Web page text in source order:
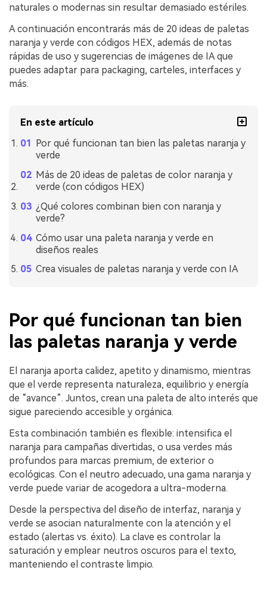
naturales o modernas sin resultar demasiado estériles.
A continuación encontrarás más de 20 ideas de paletas
naranja y verde con códigos HEX, además de notas
rápidas de uso y sugerencias de imágenes de IA que
puedes adaptar para packaging, carteles, interfaces y
más.
En este artículo
Por qué funcionan tan bien las paletas naranja y
verde
Más de 20 ideas de paletas de color naranja y
verde (con códigos HEX)
¿Qué colores combinan bien con naranja y
verde?
Cómo usar una paleta naranja y verde en
diseños reales
Crea visuales de paletas naranja y verde con IA
Por qué funcionan tan bien
las paletas naranja y verde
El naranja aporta calidez, apetito y dinamismo, mientras
que el verde representa naturaleza, equilibrio y energía
de “avance”. Juntos, crean una paleta de alto interés que
sigue pareciendo accesible y orgánica.
Esta combinación también es flexible: intensifica el
naranja para campañas divertidas, o usa verdes más
profundos para marcas premium, de exterior o
ecológicas. Con el neutro adecuado, una gama naranja y
verde puede variar de acogedora a ultra-moderna.
Desde la perspectiva del diseño de interfaz, naranja y
verde se asocian naturalmente con la atención y el
estado (alertas vs. éxito). La clave es controlar la
saturación y emplear neutros oscuros para el texto,
manteniendo el contraste limpio.